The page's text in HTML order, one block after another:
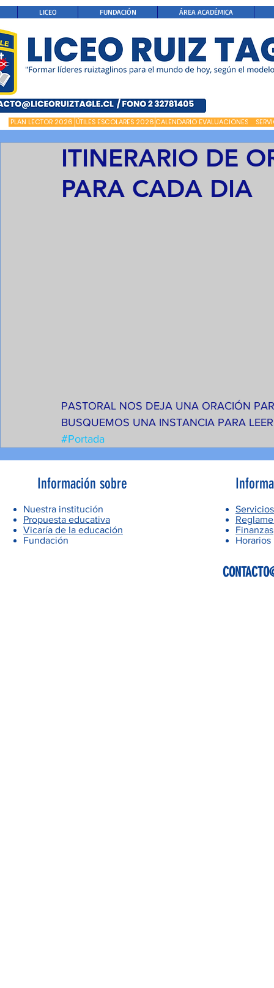
LICEO FUNDACIÓN ÁREA ACADÉMICA
PLAN LECTOR 2026 ÚTILES ESCOLARES 2026 CALENDARIO EVALUACIONES
ITINERARIO DE
PARA CADA DIA
PASTORAL NOS DEJA UNA ORACIÓN
BUSQUEMOS UNA INSTANCIA PARA
#Portada
Información sobre
Nuestra institución
Propuesta educativa
Vicaría de la educación
Fundación
Servicios
Finanzas
Horarios